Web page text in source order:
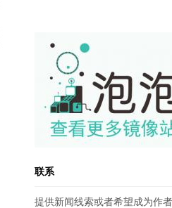
pao-pao-banner-mirror-
联系
提供新闻线索或者希望成为作